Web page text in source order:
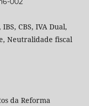
CBS, IVA Dual,
Neutralidade fiscal
da Reforma